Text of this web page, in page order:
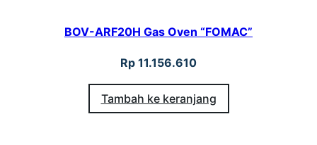
BOV-ARF20H Gas Oven “FOMAC”
Rp 11.156.610
Tambah ke keranjang